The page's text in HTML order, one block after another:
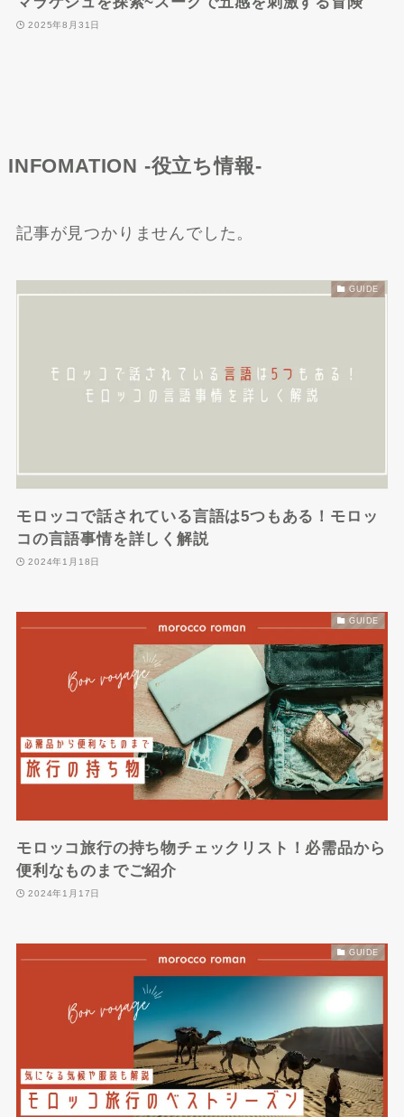
2025年8月31日
INFOMATION -役立ち情報-
記事が見つかりませんでした。
GUIDE
モロッコで話されている言語は5つもある！モロッ
コの言語事情を詳しく解説
2024年1月18日
GUIDE
モロッコ旅行の持ち物チェックリスト！必需品から
便利なものまでご紹介
2024年1月17日
GUIDE